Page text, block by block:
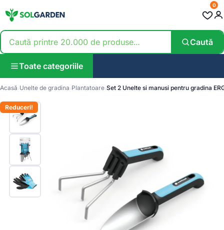
Caută
0
Toate categoriile
Acasă Unelte de gradina Plantatoare Set 2 Unelte si manusi pentru gradina
Reduceri!